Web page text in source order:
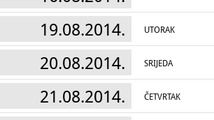
19.08.2014. UTORAK
20.08.2014. SRIJEDA
21.08.2014. ČETVRTAK